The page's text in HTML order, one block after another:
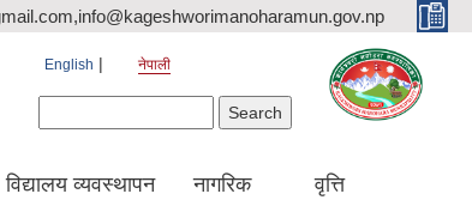
English नेपाली
विद्यालय व्यवस्थापन नागरिक वृत्ति